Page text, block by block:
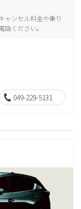
ャンセル料金や乗り
ください。
049-229-5131